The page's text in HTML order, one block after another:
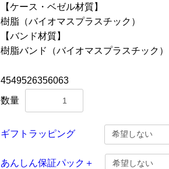
【ケース・ベゼル材質】
樹脂（バイオマスプラスチック）
【バンド材質】
樹脂バンド（バイオマスプラスチック）
4549526356063
数量
ギフトラッピング
あんしん保証パック＋